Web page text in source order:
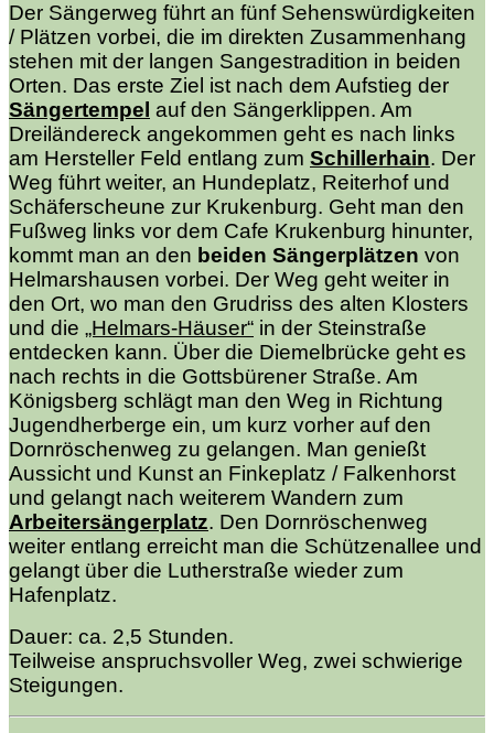
Der Sängerweg führt an fünf Sehenswürdigkeiten
/ Plätzen vorbei, die im direkten Zusammenhang
stehen mit der langen Sangestradition in beiden
Orten. Das erste Ziel ist nach dem Aufstieg der
Sängertempel auf den Sängerklippen. Am
Dreiländereck angekommen geht es nach links
am Hersteller Feld entlang zum Schillerhain. Der
Weg führt weiter, an Hundeplatz, Reiterhof und
Schäferscheune zur Krukenburg. Geht man den
Fußweg links vor dem Cafe Krukenburg hinunter,
kommt man an den beiden Sängerplätzen von
Helmarshausen vorbei. Der Weg geht weiter in
den Ort, wo man den Grudriss des alten Klosters
und die „Helmars-Häuser“ in der Steinstraße
entdecken kann. Über die Diemelbrücke geht es
nach rechts in die Gottsbürener Straße. Am
Königsberg schlägt man den Weg in Richtung
Jugendherberge ein, um kurz vorher auf den
Dornröschenweg zu gelangen. Man genießt
Aussicht und Kunst an Finkeplatz / Falkenhorst
und gelangt nach weiterem Wandern zum
Arbeitersängerplatz. Den Dornröschenweg
weiter entlang erreicht man die Schützenallee und
gelangt über die Lutherstraße wieder zum
Hafenplatz.
Dauer: ca. 2,5 Stunden.
Teilweise anspruchsvoller Weg, zwei schwierige
Steigungen.